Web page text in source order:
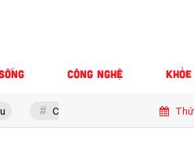
CÔNG NGHỆ
cũ vừa bị Apple "khai tử"